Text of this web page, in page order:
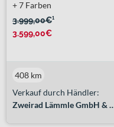
3.999,00€¹
3.599,00€
+ 7 Farben
Verkauf durch Händler:
Zweirad Lämmle
408 km